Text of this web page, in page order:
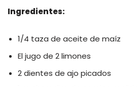
Ingredientes:
1/4 taza de aceite de maíz
El jugo de 2 limones
2 dientes de ajo picados